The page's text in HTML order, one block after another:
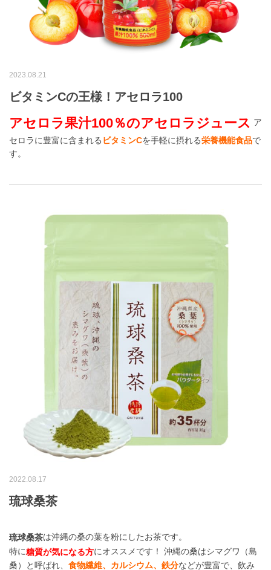
2023.08.21
ビタミンCの王様！アセロラ100
アセロラ果汁100％のアセロラジュース ア
セロラに豊富に含まれる ビタミンCを手軽に摂れる栄養機能食品で
す。
2022.08.17
琉球桑茶
琉球桑茶は沖縄の桑の葉を粉にしたお茶です。
特に糖質が気になる方にオススメです！ 沖縄の桑はシマグワ（島
桑）と呼ばれ、 食物繊維、カルシウム、鉄分などが豊富で、飲み